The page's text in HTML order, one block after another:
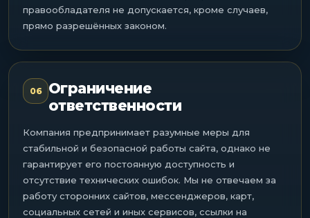
правообладателя не допускается, кроме случаев,
прямо разрешённых законом.
06
Ограничение
ответственности
Компания предпринимает разумные меры для
стабильной и безопасной работы сайта, однако не
гарантирует его постоянную доступность и
отсутствие технических ошибок. Мы не отвечаем за
работу сторонних сайтов, мессенджеров, карт,
социальных сетей и иных сервисов, ссылки на